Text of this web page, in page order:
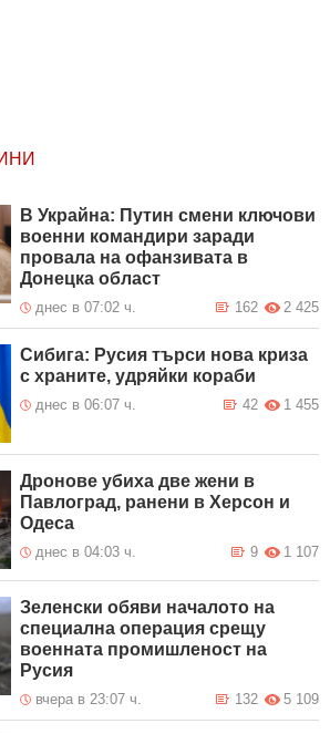
В Украйна: Путин смени ключови
военни командири заради
провала на офанзивата в
Донецка област
днес в 07:02 ч. 2 425
162
Сибига: Русия търси нова криза
с храните, удряйки кораби
днес в 06:07 ч. 1 455
42
Дронове убиха две жени в
Павлоград, ранени в Херсон и
Одеса
днес в 04:03 ч. 1 107
9
Зеленски обяви началото на
специална операция срещу
военната промишленост на
Русия
вчера в 23:07 ч. 5 109
132